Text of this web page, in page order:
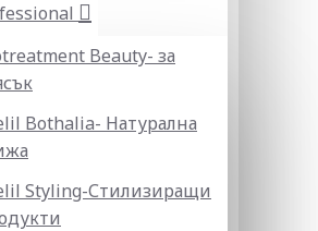
Beauty- за
Bothalia- Натурална
Styling-Стилизиращи